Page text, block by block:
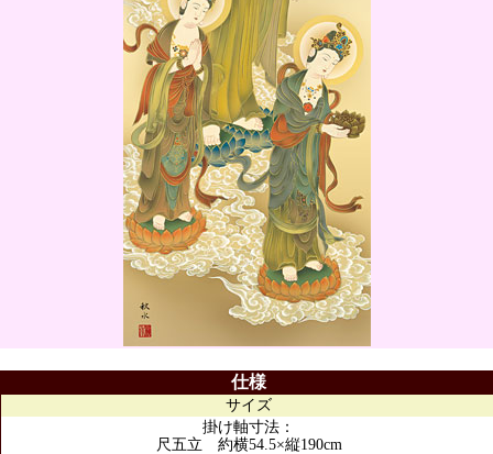
仕様
サイズ
掛け軸寸法：
尺五立 約横54.5×縦190cm